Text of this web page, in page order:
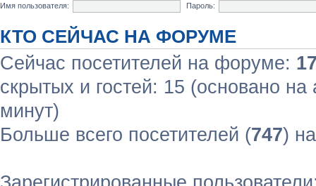
Имя пользователя:
Пароль:
КТО СЕЙЧАС НА ФОРУМЕ
Сейчас посетителей на форуме:
скрытых и гостей: 15 (основано на
минут)
Больше всего посетителей (747)